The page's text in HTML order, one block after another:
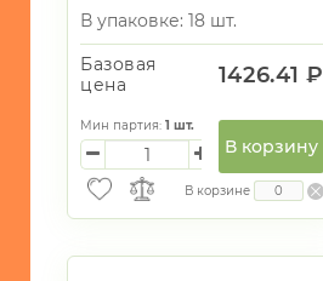
В упаковке: 18 шт.
Базовая
цена
1426.41 ₽
Мин партия: 1 шт.
В корзину
В корзине